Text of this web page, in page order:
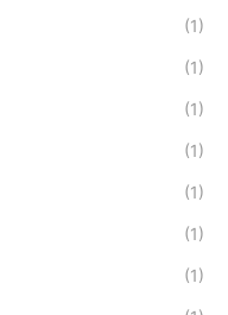
(1)
(1)
(1)
(1)
(1)
(1)
(1)